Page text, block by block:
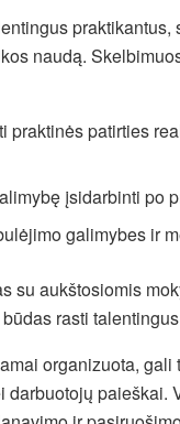
praktikantus,
naudą.
praktinės patirties
įsidarbinti po
galimybes ir
su aukštosiomis
rasti
organizuota, gali
darbuotojų paieškai.